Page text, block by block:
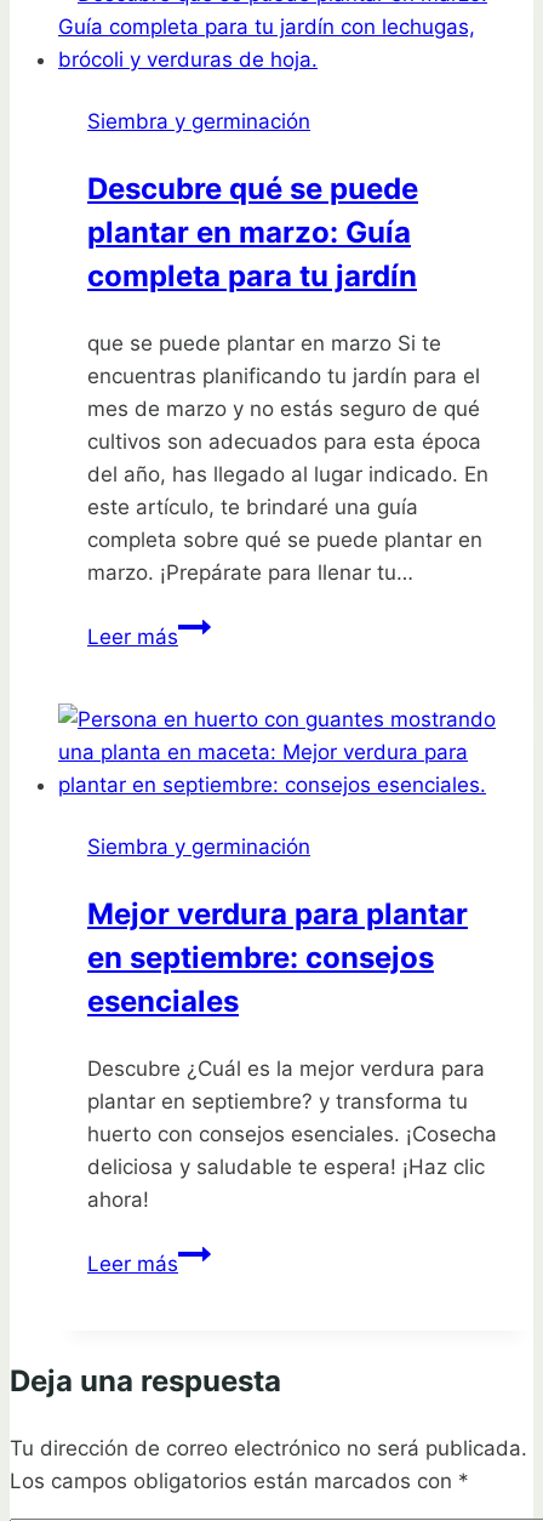
plantar
en
en
huerto
y
aprovecha
al
esta
época
del
año
Siembra y germinación
Descubre qué se puede
plantar en marzo: Guía
completa para tu jardín
que se puede plantar en marzo Si te
encuentras planificando tu jardín para el
mes de marzo y no estás seguro de qué
cultivos son adecuados para esta época
del año, has llegado al lugar indicado. En
este artículo, te brindaré una guía
completa sobre qué se puede plantar en
marzo. ¡Prepárate para llenar tu…
Leer másDescubre
puede
plantar
en
Guía
para
tu
jardín
Siembra y germinación
Mejor verdura para plantar
en septiembre: consejos
esenciales
Descubre ¿Cuál es la mejor verdura para
plantar en septiembre? y transforma tu
huerto con consejos esenciales. ¡Cosecha
deliciosa y saludable te espera! ¡Haz clic
ahora!
Leer másMejor
en
consejos
esenciales
Deja una respuesta
Tu dirección de correo electrónico no será publicada.
Los campos obligatorios están marcados con *